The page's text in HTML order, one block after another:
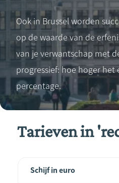
Ook in Brussel worden
op de waarde van de
van je verwantschap met
progressief: hoe hoger
percentage.
Tarieven in
Schijf in euro